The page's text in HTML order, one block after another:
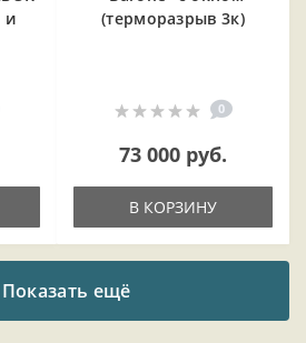
и
(терморазрыв 3к)
0
73 000 руб.
В КОРЗИНУ
Показать ещё